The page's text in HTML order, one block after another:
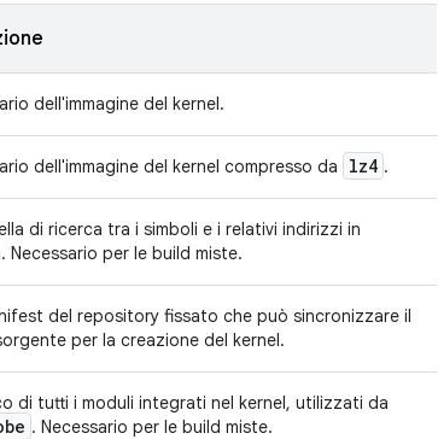
dell'immagine del kernel.
dell'immagine del kernel compresso da lz4 .
di ricerca tra i simboli e i relativi indirizzi in
Necessario per le build miste.
del repository fissato che può sincronizzare il
per la creazione del kernel.
di tutti i moduli integrati nel kernel, utilizzati da
. Necessario per le build miste.